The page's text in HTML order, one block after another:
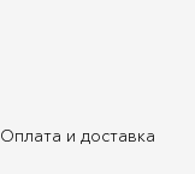
Оплата и доставка